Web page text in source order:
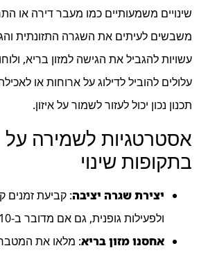
שינויים משמעותיים כמו מעבר דירה או
משבשים לעיתים את השגרה התזונתית
עשויות להגביל את הגישה למזון בריא,
עלולים להוביל לדילוג על ארוחות או
תכנון נכון יכול לעזור לשמור על איזון.
אסטרטגיות לשמירה
בתקופות שינוי
יצירת שגרה יציבה: קביעת זמנים
ולפעילות גופנית, גם אם מדובר ב-10 דקות הליכה.
אחסנו מזון בריא: מלאו את